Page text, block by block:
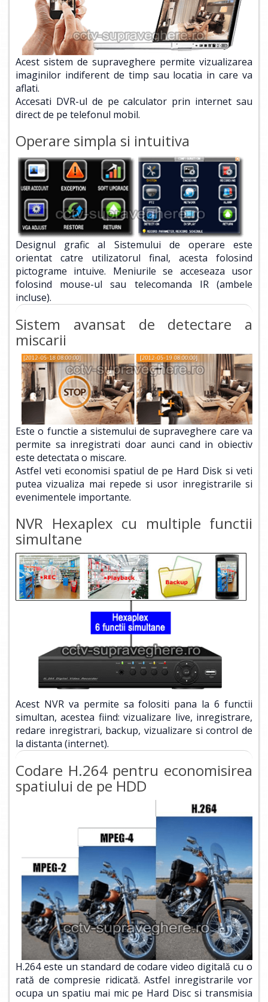
Acest sistem de supraveghere permite vizualizarea
imaginilor indiferent de timp sau locatia in care va
aflati.
Accesati DVR-ul de pe calculator prin internet sau
direct de pe telefonul mobil.
Operare simpla si intuitiva
Designul grafic al Sistemului de operare este
orientat catre utilizatorul final, acesta folosind
pictograme intuive. Meniurile se acceseaza usor
folosind mouse-ul sau telecomanda IR (ambele
incluse).
Sistem avansat de detectare a
miscarii
Este o functie a sistemului de supraveghere care va
permite sa inregistrati doar aunci cand in obiectiv
este detectata o miscare.
Astfel veti economisi spatiul de pe Hard Disk si veti
putea vizualiza mai repede si usor inregistrarile si
evenimentele importante.
NVR Hexaplex cu multiple functii
simultane
Acest NVR va permite sa folositi pana la 6 functii
simultan, acestea fiind: vizualizare live, inregistrare,
redare inregistrari, backup, vizualizare si control de
la distanta (internet).
Codare H.264 pentru economisirea
spatiului de pe HDD
H.264 este un standard de codare video digitală cu o
rată de compresie ridicată. Astfel inregistrarile vor
ocupa un spatiu mai mic pe Hard Disc si transmisia